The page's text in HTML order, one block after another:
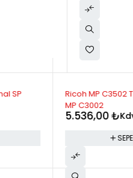
SP
Ricoh MP C3502
MP C3002
5.536,00₺